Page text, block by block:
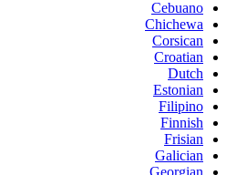
Cebuano
Chichewa
Corsican
Croatian
Dutch
Estonian
Filipino
Finnish
Frisian
Galician
Georgian